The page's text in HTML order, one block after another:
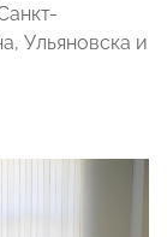
Ульяновска и